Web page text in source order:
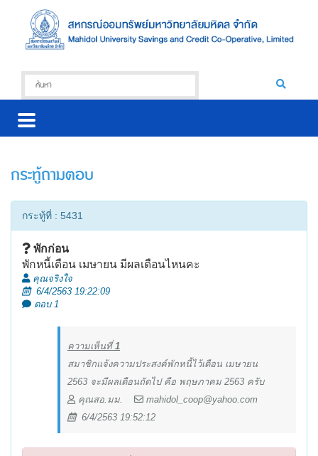
กระทู้ถามตอบ
กระทู้ที่ : 5431
พักก่อน
พักหนี้เดือน เมษายน มีผลเดือนไหนคะ
คุณจริงใจ
6/4/2563 19:22:09
ตอบ 1
ความเห็นที่1
สมาชิกแจ้งความประสงค์พักหนี้ไว้เดือน เมษายน
2563 จะมีผลเดือนถัดไป คือ พฤษภาคม 2563 ครับ
คุณสอ.มม.
mahidol_coop@yahoo.com
6/4/2563 19:52:12